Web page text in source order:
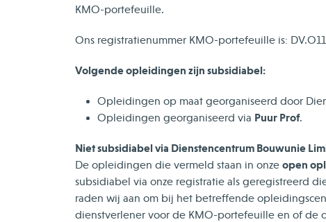
KMO-portefeuille.
Ons registratienummer KMO-portefeuille is:
Volgende opleidingen zijn subsidiabel:
Opleidingen op maat georganiseerd door
Opleidingen georganiseerd via Puur Prof.
Niet subsidiabel via Dienstencentrum Bouwunie
De opleidingen die vermeld staan in onze open
subsidiabel via onze registratie als geregistreerd
raden wij aan om bij het betreffende
dienstverlener voor de KMO-portefeuille en of de